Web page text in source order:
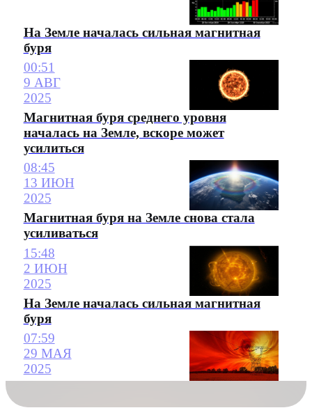
На Земле началась сильная магнитная
буря
00:51
9 АВГ
2025
Магнитная буря среднего уровня
началась на Земле, вскоре может
усилиться
08:45
13 ИЮН
2025
Магнитная буря на Земле снова стала
усиливаться
15:48
2 ИЮН
2025
На Земле началась сильная магнитная
буря
07:59
29 МАЯ
2025